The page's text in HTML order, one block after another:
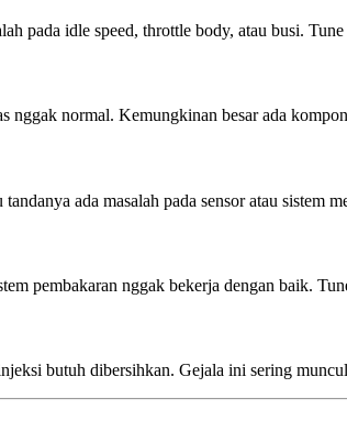
pada idle speed, throttle body, atau busi.
normal. Kemungkinan besar ada
ada masalah pada sensor atau sistem
pembakaran nggak bekerja dengan baik.
butuh dibersihkan. Gejala ini sering